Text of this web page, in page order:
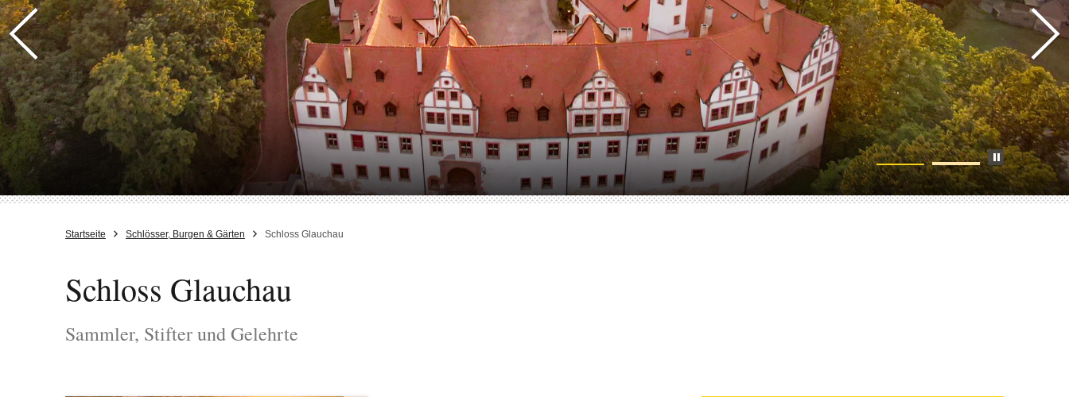
Startseite Schlösser, Burgen & Gärten Schloss Glauchau
Schloss Glauchau
Sammler, Stifter und Gelehrte